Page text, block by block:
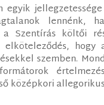
lennénk,
Szentírás költői
hogy
szemben.
középkori